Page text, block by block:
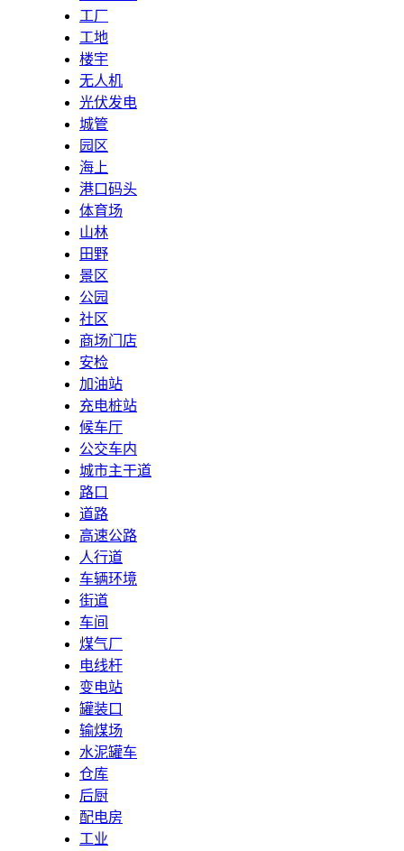
工厂
工地
楼宇
无人机
光伏发电
城管
园区
海上
港口码头
体育场
山林
田野
景区
公园
社区
商场门店
安检
加油站
充电桩站
候车厅
公交车内
城市主干道
路口
道路
高速公路
人行道
车辆环境
街道
车间
煤气厂
电线杆
变电站
罐装口
输煤场
水泥罐车
仓库
后厨
配电房
工业